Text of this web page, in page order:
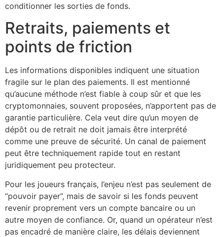
conditionner les sorties de fonds.
Retraits, paiements et
points de friction
Les informations disponibles indiquent une situation
fragile sur le plan des paiements. Il est mentionné
qu’aucune méthode n’est fiable à coup sûr et que les
cryptomonnaies, souvent proposées, n’apportent pas de
garantie particulière. Cela veut dire qu’un moyen de
dépôt ou de retrait ne doit jamais être interprété
comme une preuve de sécurité. Un canal de paiement
peut être techniquement rapide tout en restant
juridiquement peu protecteur.
Pour les joueurs français, l’enjeu n’est pas seulement de
“pouvoir payer”, mais de savoir si les fonds peuvent
revenir proprement vers un compte bancaire ou un
autre moyen de confiance. Or, quand un opérateur n’est
pas encadré de manière claire, les délais deviennent